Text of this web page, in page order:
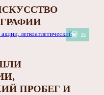
22
ПРОБЕГ И